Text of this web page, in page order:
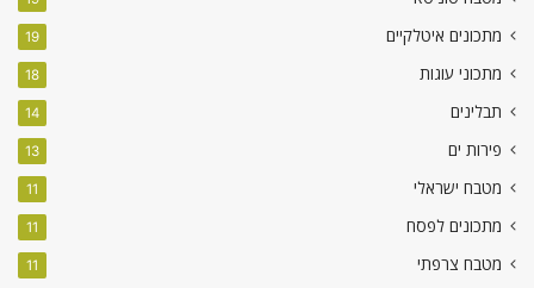
מתכונים איטלקיים 19
מתכוני עוגות 18
תבלינים 14
פירות ים 13
מטבח ישראלי 11
מתכונים לפסח 11
מטבח צרפתי 11